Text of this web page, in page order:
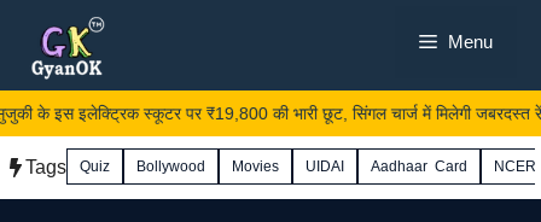
content
Menu
के इस इलेक्ट्रिक स्कूटर पर ₹19,800 की भारी छूट, सिंगल चार्ज में मिलेगी जबरदस्त रेंज
Tags Quiz Bollywood Movies UIDAI Aadhaar Card